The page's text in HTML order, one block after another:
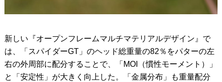
新しい『オープンフレームマルチマテリアルデザイン』で
は、「スパイダーGT」のヘッド総重量の82％をパターの左
右の外周部に配分することで、「MOI（慣性モーメント）」
と「安定性」が大きく向上した。「金属分布」も重量配分